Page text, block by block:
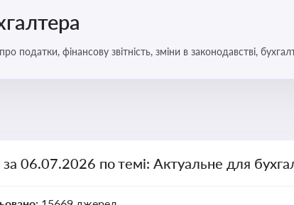
податки, фінансову звітність, зміни в законодавстві,
за 06.07.2026 по темі: Актуальне для